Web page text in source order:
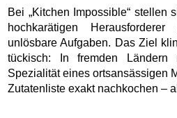
Bei „Kitchen Impossible“ stellen
hochkarätigen
unlösbare Aufgaben. Das Ziel
tückisch: In fremden
Spezialität eines ortsansässigen
Zutatenliste exakt nachkochen –